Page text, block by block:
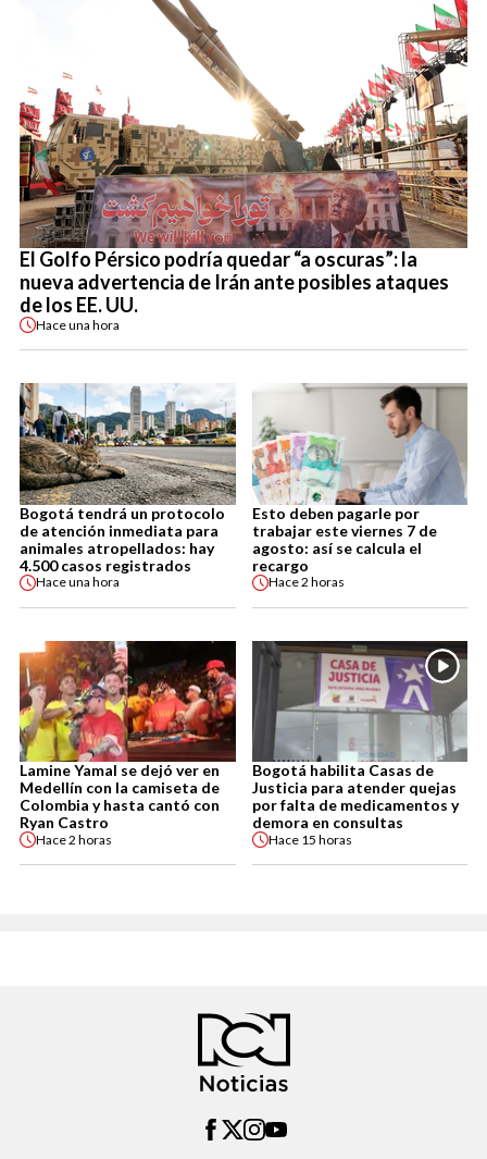
El Golfo Pérsico podría quedar “a oscuras”: la
nueva advertencia de Irán ante posibles ataques
de los EE. UU.
Haceuna hora
Bogotá tendrá un protocolo
de atención inmediata para
animales atropellados: hay
4.500 casos registrados
Haceuna hora
Esto deben pagarle por
trabajar este viernes 7 de
agosto: así se calcula el
recargo
Hace2 horas
Lamine Yamal se dejó ver en
Medellín con la camiseta de
Colombia y hasta cantó con
Ryan Castro
Hace2 horas
Bogotá habilita Casas de
Justicia para atender quejas
por falta de medicamentos y
demora en consultas
Hace 15 horas